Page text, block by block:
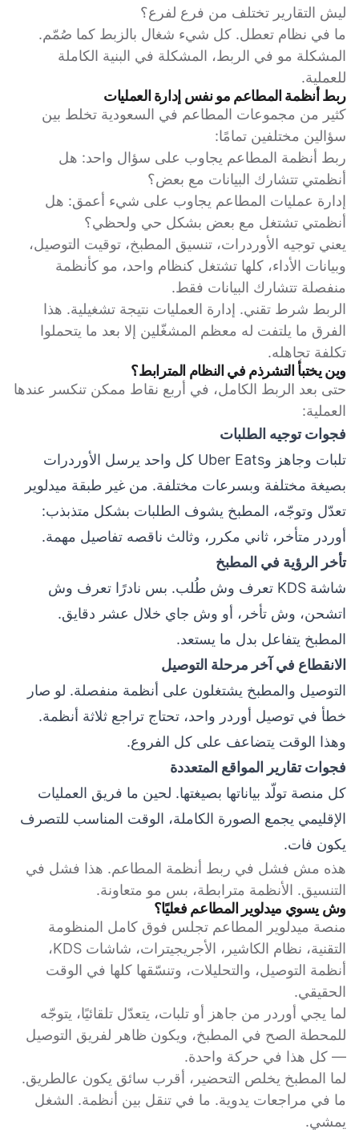
ليش التقارير تختلف من فرع لفرع؟
ما في نظام تعطل. كل شيء شغال بالزبط كما صُمّم.
المشكلة مو في الربط، المشكلة في البنية الكاملة
للعملية.
ربط أنظمة المطاعم مو نفس إدارة العمليات
كثير من مجموعات المطاعم في السعودية تخلط بين
سؤالين مختلفين تمامًا:
ربط أنظمة المطاعم يجاوب على سؤال واحد: هل
أنظمتي تتشارك البيانات مع بعض؟
إدارة عمليات المطاعم يجاوب على شيء أعمق: هل
أنظمتي تشتغل مع بعض بشكل حي ولحظي؟
يعني توجيه الأوردرات، تنسيق المطبخ، توقيت التوصيل،
وبيانات الأداء، كلها تشتغل كنظام واحد، مو كأنظمة
منفصلة تتشارك البيانات فقط.
الربط شرط تقني. إدارة العمليات نتيجة تشغيلية. هذا
الفرق ما يلتفت له معظم المشغّلين إلا بعد ما يتحملوا
تكلفة تجاهله.
وين يختبأ التشرذم في النظام المترابط؟
حتى بعد الربط الكامل، في أربع نقاط ممكن تنكسر عندها
العملية:
فجوات توجيه الطلبات
تلبات وجاهز وUber Eats كل واحد يرسل الأوردرات
بصيغة مختلفة وبسرعات مختلفة. من غير طبقة ميدلوير
تعدّل وتوجّه، المطبخ يشوف الطلبات بشكل متذبذب:
أوردر متأخر، ثاني مكرر، وثالث ناقصه تفاصيل مهمة.
تأخر الرؤية في المطبخ
شاشة KDS تعرف وش طُلب. بس نادرًا تعرف وش
اتشحن، وش تأخر، أو وش جاي خلال عشر دقايق.
المطبخ يتفاعل بدل ما يستعد.
الانقطاع في آخر مرحلة التوصيل
التوصيل والمطبخ يشتغلون على أنظمة منفصلة. لو صار
خطأ في توصيل أوردر واحد، تحتاج تراجع ثلاثة أنظمة.
وهذا الوقت يتضاعف على كل الفروع.
فجوات تقارير المواقع المتعددة
كل منصة تولّد بياناتها بصيغتها. لحين ما فريق العمليات
الإقليمي يجمع الصورة الكاملة، الوقت المناسب للتصرف
يكون فات.
هذه مش فشل في ربط أنظمة المطاعم. هذا فشل في
التنسيق. الأنظمة مترابطة، بس مو متعاونة.
وش يسوي ميدلوير المطاعم فعليًا؟
منصة ميدلوير المطاعم تجلس فوق كامل المنظومة
التقنية، نظام الكاشير، الأجريجيترات، شاشات KDS،
أنظمة التوصيل، والتحليلات، وتنسّقها كلها في الوقت
الحقيقي.
لما يجي أوردر من جاهز أو تلبات، يتعدّل تلقائيًا، يتوجّه
للمحطة الصح في المطبخ، ويكون ظاهر لفريق التوصيل
— كل هذا في حركة واحدة.
لما المطبخ يخلص التحضير، أقرب سائق يكون عالطريق.
ما في مراجعات يدوية. ما في تنقل بين أنظمة. الشغل
يمشي.